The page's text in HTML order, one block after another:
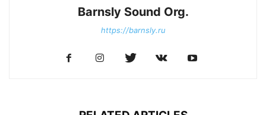
Barnsly Sound Org.
https://barnsly.ru